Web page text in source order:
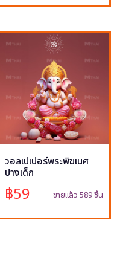
วอลเปเปอร์พระพิฆเนศ
ปางเด็ก
฿59 ขายแล้ว 589 ชิ้น